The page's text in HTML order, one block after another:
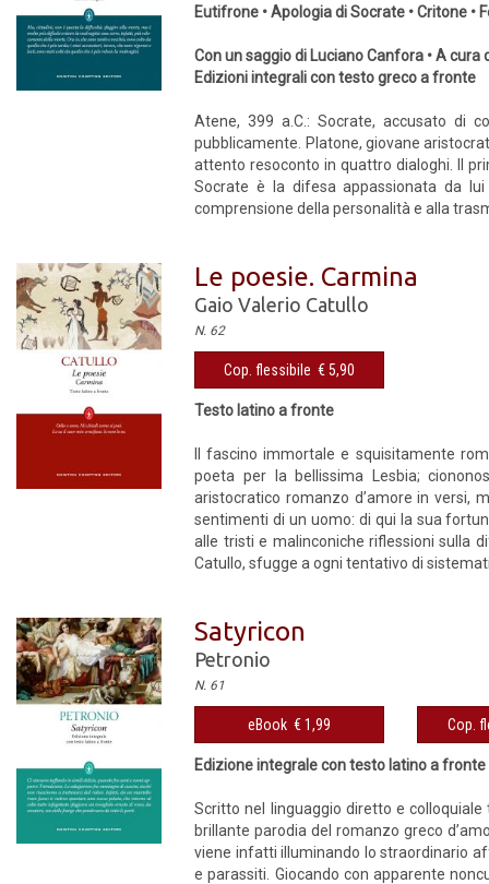
Eutifrone • Apologia di Socrate • Critone •
Con un saggio di Luciano Canfora • A cura
Edizioni integrali con testo greco a fronte
Atene, 399 a.C.: Socrate, accusato di
pubblicamente. Platone, giovane
attento resoconto in quattro dialoghi. Il
Socrate è la difesa appassionata da
comprensione della personalità e alla
Le poesie. Carmina
Gaio Valerio Catullo
N. 62
Cop. flessibile € 5,90
Testo latino a fronte
Il fascino immortale e squisitamente
poeta per la bellissima Lesbia;
aristocratico romanzo d’amore in versi,
sentimenti di un uomo: di qui la sua
alle tristi e malinconiche riflessioni sulla
Catullo, sfugge a ogni tentativo di
Satyricon
Petronio
N. 61
eBook € 1,99 Cop.
Edizione integrale con testo latino a fronte
Scritto nel linguaggio diretto e
brillante parodia del romanzo greco
viene infatti illuminando lo straordinario
e parassiti. Giocando con apparente